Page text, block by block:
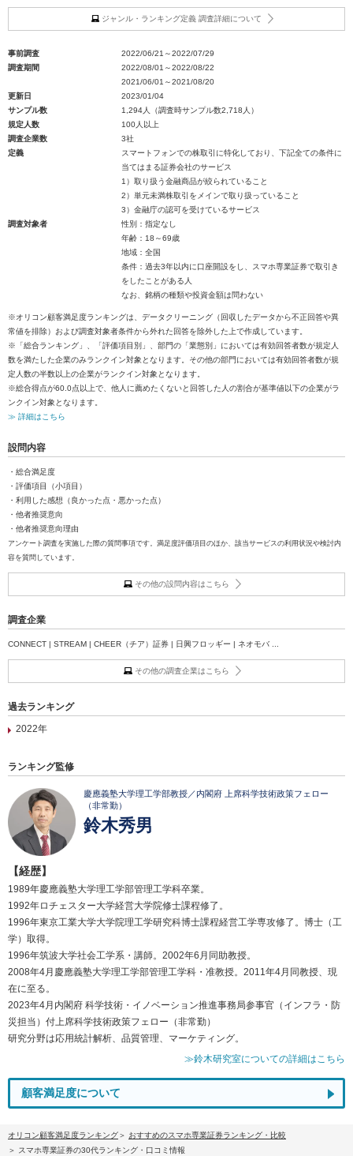
ジャンル・ランキング定義 調査詳細について
事前調査
2022/06/21～2022/07/29
調査期間
2022/08/01～2022/08/22
2021/06/01～2021/08/20
更新日
2023/01/04
サンプル数
1,294人（調査時サンプル数2,718人）
規定人数
100人以上
調査企業数
3社
定義
スマートフォンでの株取引に特化しており、下記全ての条件に
当てはまる証券会社のサービス
1）取り扱う金融商品が絞られていること
2）単元未満株取引をメインで取り扱っていること
3）金融庁の認可を受けているサービス
調査対象者
性別：指定なし
年齢：18～69歳
地域：全国
条件：過去3年以内に口座開設をし、スマホ専業証券で取引き
をしたことがある人
なお、銘柄の種類や投資金額は問わない
※オリコン顧客満足度ランキングは、データクリーニング（回収したデータから不正回答や異
常値を排除）および調査対象者条件から外れた回答を除外した上で作成しています。
※「総合ランキング」、「評価項目別」、部門の「業態別」においては有効回答者数が規定人
数を満たした企業のみランクイン対象となります。その他の部門においては有効回答者数が規
定人数の半数以上の企業がランクイン対象となります。
※総合得点が60.0点以上で、他人に薦めたくないと回答した人の割合が基準値以下の企業がラ
ンクイン対象となります。
≫ 詳細はこちら
設問内容
・総合満足度
・評価項目（小項目）
・利用した感想（良かった点・悪かった点）
・他者推奨意向
・他者推奨意向理由
アンケート調査を実施した際の質問事項です。満足度評価項目のほか、該当サービスの利用状況や検討内
容を質問しています。
その他の設問内容はこちら
調査企業
CONNECT | STREAM | CHEER（チア）証券 | 日興フロッギー | ネオモバ ...
その他の調査企業はこちら
過去ランキング
2022年
ランキング監修
慶應義塾大学理工学部教授／内閣府 上席科学技術政策フェロー
（非常勤）
鈴木秀男
【経歴】
1989年慶應義塾大学理工学部管理工学科卒業。
1992年ロチェスター大学経営大学院修士課程修了。
1996年東京工業大学大学院理工学研究科博士課程経営工学専攻修了。博士（工
学）取得。
1996年筑波大学社会工学系・講師。2002年6月同助教授。
2008年4月慶應義塾大学理工学部管理工学科・准教授。2011年4月同教授、現
在に至る。
2023年4月内閣府 科学技術・イノベーション推進事務局参事官（インフラ・防
災担当）付上席科学技術政策フェロー（非常勤）
研究分野は応用統計解析、品質管理、マーケティング。
≫鈴木研究室についての詳細はこちら
顧客満足度について
オリコン顧客満足度ランキング
おすすめのスマホ専業証券ランキング・比較
スマホ専業証券の30代ランキング・口コミ情報